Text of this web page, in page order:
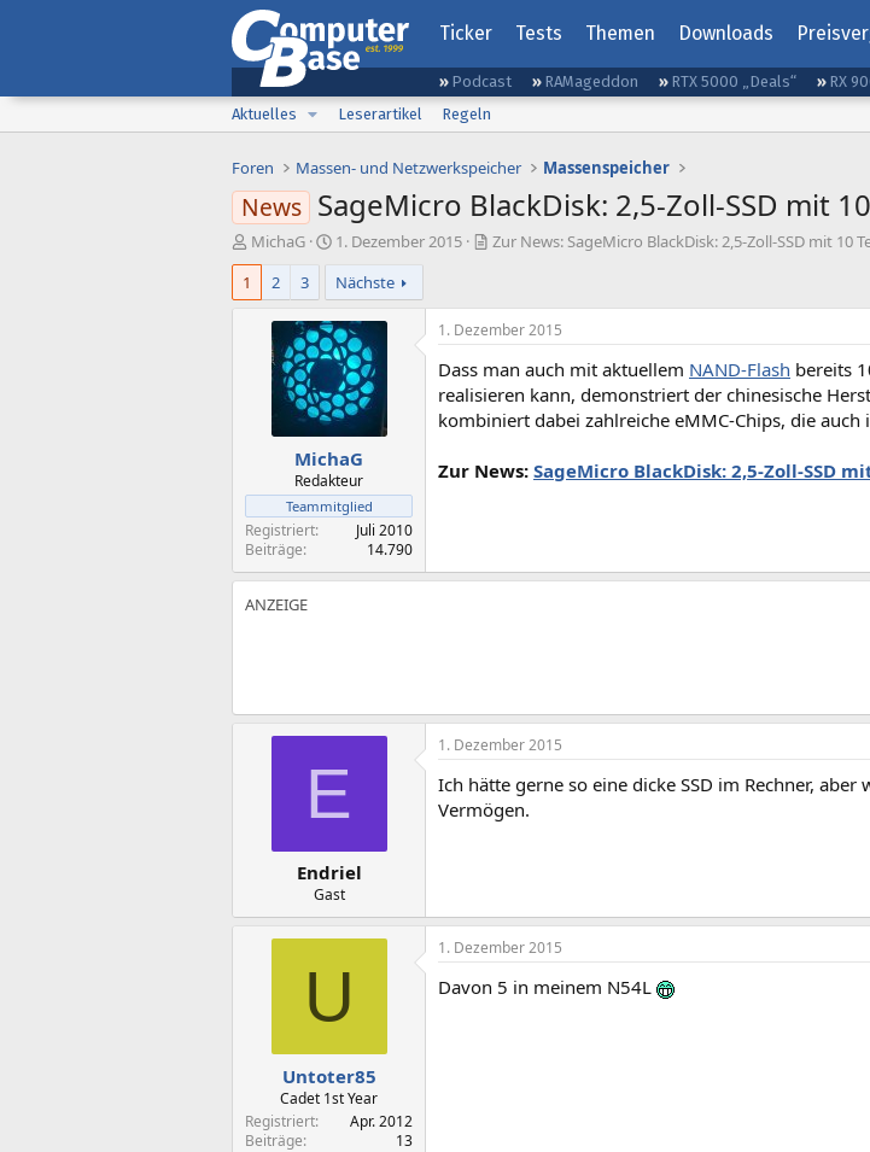
Ticker Tests Themen Downloads
Podcast RAMageddon RTX 5000 „Deals“ RX
Aktuelles
Leserartikel Regeln
Foren Massen- und Netzwerkspeicher Massenspeicher
News SageMicro BlackDisk: 2,5-Zoll-SSD mit
E
r
t
MichaG
E
r
s
t
e
l
l
t
a
m
1. Dezember 2015
Zur News: SageMicro BlackDisk: 2,5-Zoll-SSD mit 10
1
2 3 Nächste
MichaG
Redakteur
Teammitglied
Registriert
Juli 2010
Beiträge
14.790
1. Dezember 2015
Dass man auch mit aktuellem NAND-Flash bereits
realisieren kann, demonstriert der chinesische
kombiniert dabei zahlreiche eMMC-Chips, die
Zur News: SageMicro BlackDisk: 2,5-Zoll-SSD
E
Endriel
Gast
1. Dezember 2015
Ich hätte gerne so eine dicke SSD im Rechner,
Vermögen.
U
Untoter85
Cadet 1st Year
Registriert
Apr. 2012
Beiträge
13
1. Dezember 2015
Davon 5 in meinem N54L